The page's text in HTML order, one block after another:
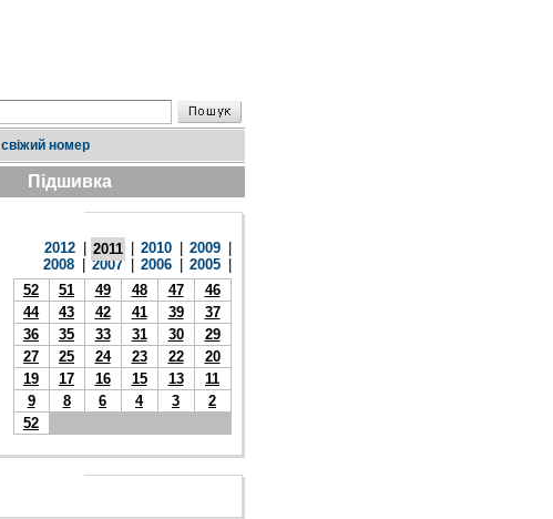
свіжий номер
Підшивка
2012 2011 2010 2009
2008
2007 2006 2005
52
51 49 48 47
46
44
43 42 41 39
37
36
35 33 31 30
29
27
25 24 23 22
20
19
17 16 15 13
11
9
8 6 4 3
2
52